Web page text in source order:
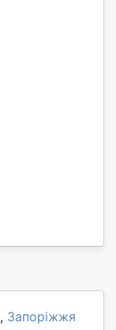
, Запоріжжя